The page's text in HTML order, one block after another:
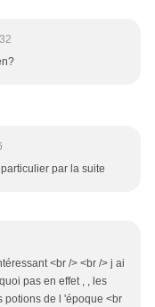
par la suite
<br /> <br /> j ai
pas en effet , , les
potions de l 'époque <br